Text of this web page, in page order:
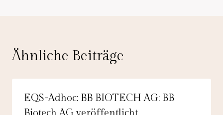
Ähnliche Beiträge
EQS-Adhoc: BB BIOTECH AG: BB